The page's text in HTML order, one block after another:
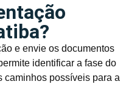
e envie os documentos
identificar a fase do
caminhos possíveis para a